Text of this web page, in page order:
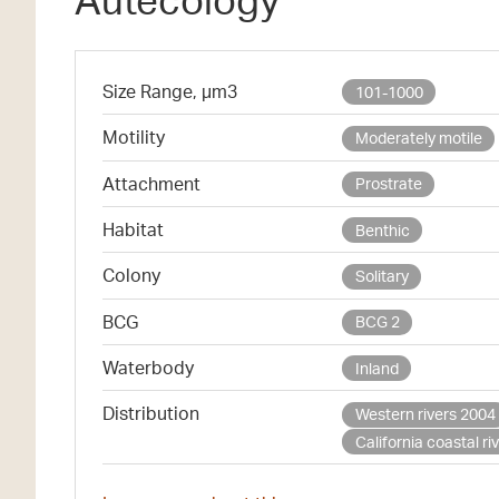
Size Range, µm3 101-1000
Motility Moderately motile
Attachment Prostrate
Habitat Benthic
Colony Solitary
BCG BCG 2
Waterbody Inland
Distribution
Western rivers 2004
California coastal